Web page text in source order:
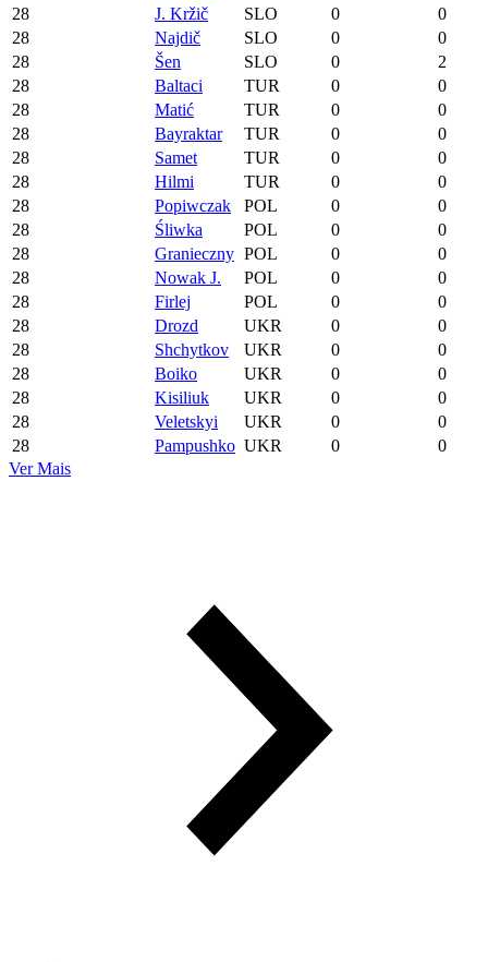
28
J. Kržič SLO 0
0
28
Najdič SLO 0
0
28
Šen SLO 0
2
28
Baltaci TUR 0
0
28
Matić TUR 0
0
28
Bayraktar TUR 0
0
28
Samet TUR 0
0
28
Hilmi TUR 0
0
28
Popiwczak POL 0
0
28
Śliwka POL 0
0
28
Granieczny POL 0
0
28
Nowak J. POL 0
0
28
Firlej POL 0
0
28
Drozd UKR 0
0
28
Shchytkov UKR 0
0
28
Boiko UKR 0
0
28
Kisiliuk UKR 0
0
28
Veletskyi UKR 0
0
28
Pampushko UKR 0
0
Ver Mais